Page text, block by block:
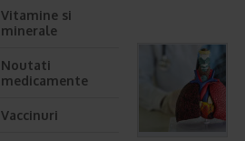
Vitamine si
minerale
Noutati
medicamente
Vaccinuri